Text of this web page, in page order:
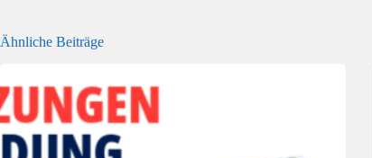
Ähnliche Beiträge